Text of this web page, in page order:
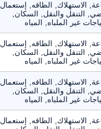
الاستهلاك, الطاقه, إستعمال
التنقل والنقل, السكان,
غير الملباه, المياه
الاستهلاك, الطاقه, إستعمال
التنقل والنقل, السكان,
غير الملباه, المياه
الاستهلاك, الطاقه, إستعمال
التنقل والنقل, السكان,
غير الملباه, المياه
الاستهلاك, الطاقه, إستعمال